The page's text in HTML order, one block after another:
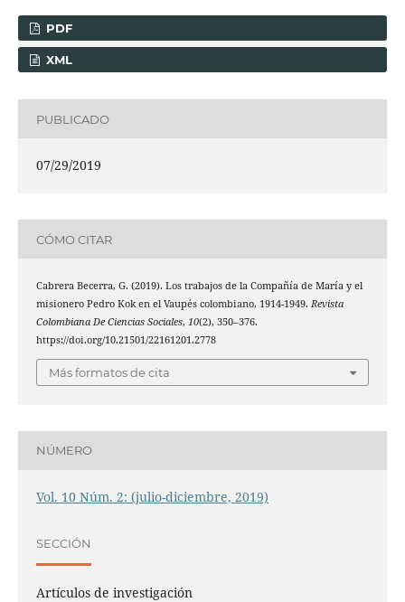
PDF
XML
PUBLICADO
07/29/2019
CÓMO CITAR
Cabrera Becerra, G. (2019). Los trabajos de la Compañía de María y el
misionero Pedro Kok en el Vaupés colombiano, 1914-1949. Revista
Colombiana De Ciencias Sociales, 10(2), 350–376.
https://doi.org/10.21501/22161201.2778
Más formatos de cita
NÚMERO
Vol. 10 Núm. 2: (julio-diciembre, 2019)
SECCIÓN
Artículos de investigación